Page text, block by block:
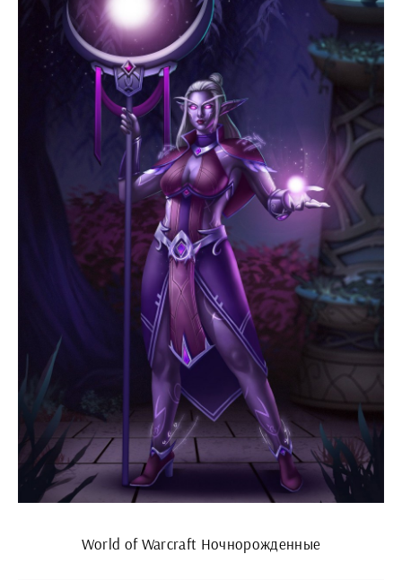
World of Warcraft Ночнорожденные